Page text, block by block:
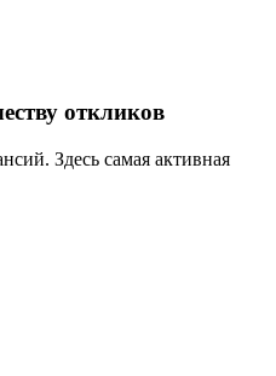
откликов
. Здесь самая активная